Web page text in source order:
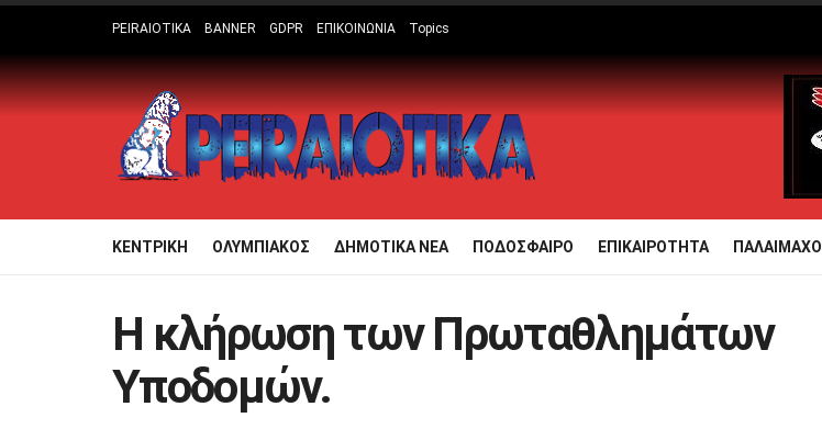
PEIRAIOTIKA BANNER GDPR ΕΠΙΚΟΙΝΩΝΙΑ Topics
ΚΕΝΤΡΙΚΗ ΟΛΥΜΠΙΑΚΟΣ ΔΗΜΟΤΙΚΑ ΝΕΑ ΠΟΔΟΣΦΑΙΡΟ ΕΠΙΚΑΙΡΟΤΗΤΑ ΠΑΛΑΙΜΑΧΟΙ
Η κλήρωση των Πρωταθλημάτων
Υποδομών.